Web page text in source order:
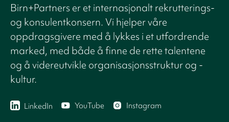
Birn+Partners er et internasjonalt rekrutterings-
og konsulentkonsern. Vi hjelper våre
oppdragsgivere med å lykkes i et utfordrende
marked, med både å finne de rette talentene
og å videreutvikle organisasjonsstruktur og -
kultur.
LinkedIn YouTube Instagram